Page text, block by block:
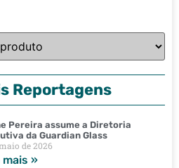
Reportagens
Pereira assume a Diretoria
da Guardian Glass
de 2026
mais »